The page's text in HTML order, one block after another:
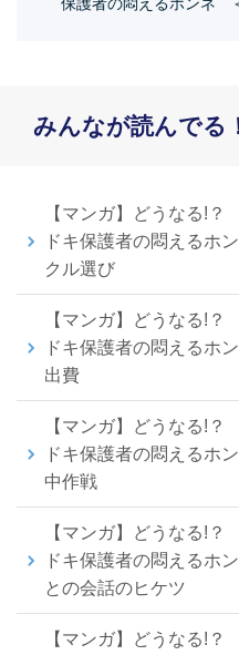
みんなが読んでる
【マンガ】どうなる!
ドキ保護者の悶えるホ
クル選び
【マンガ】どうなる!
ドキ保護者の悶えるホ
出費
【マンガ】どうなる!
ドキ保護者の悶えるホ
中作戦
【マンガ】どうなる!
ドキ保護者の悶えるホ
との会話のヒケツ
【マンガ】どうなる!